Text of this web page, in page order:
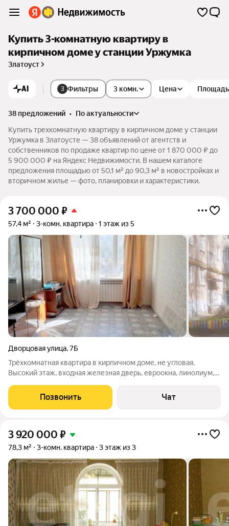
Купить 3-комнатную квартиру в
кирпичном доме у станции Уржумка
Златоуст
AI 3 Фильтры 3 комн. Цена Площадь
38 предложений •
по актуальности
Купить трехкомнатную квартиру в кирпичном доме у станции
Уржумка в Златоусте — 38 объявлений от агентств и
собственников по продаже квартир по цене от 1 870 000 ₽ до
5 900 000 ₽ на Яндекс Недвижимости. В нашем каталоге
предложения площадью от 50,1 м² до 90,3 м² в новостройках и
вторичном жилье — фото, планировки и характеристики.
3 700 000 ₽
57,4 м² 3-комн. квартира 1 этаж из 5
Дворцовая улица,7Б
Трёхкомнатная квартира в кирпичном доме, не угловая.
Высокий этаж, входная железная дверь, евроокна, линолиум,
отопления, водосчётчики, санузелраздельный, исправная
сантехника. Хорошее место для
Позвонить Чат
3 920 000 ₽
78,3 м² 3-комн. квартира 3 этаж из 3